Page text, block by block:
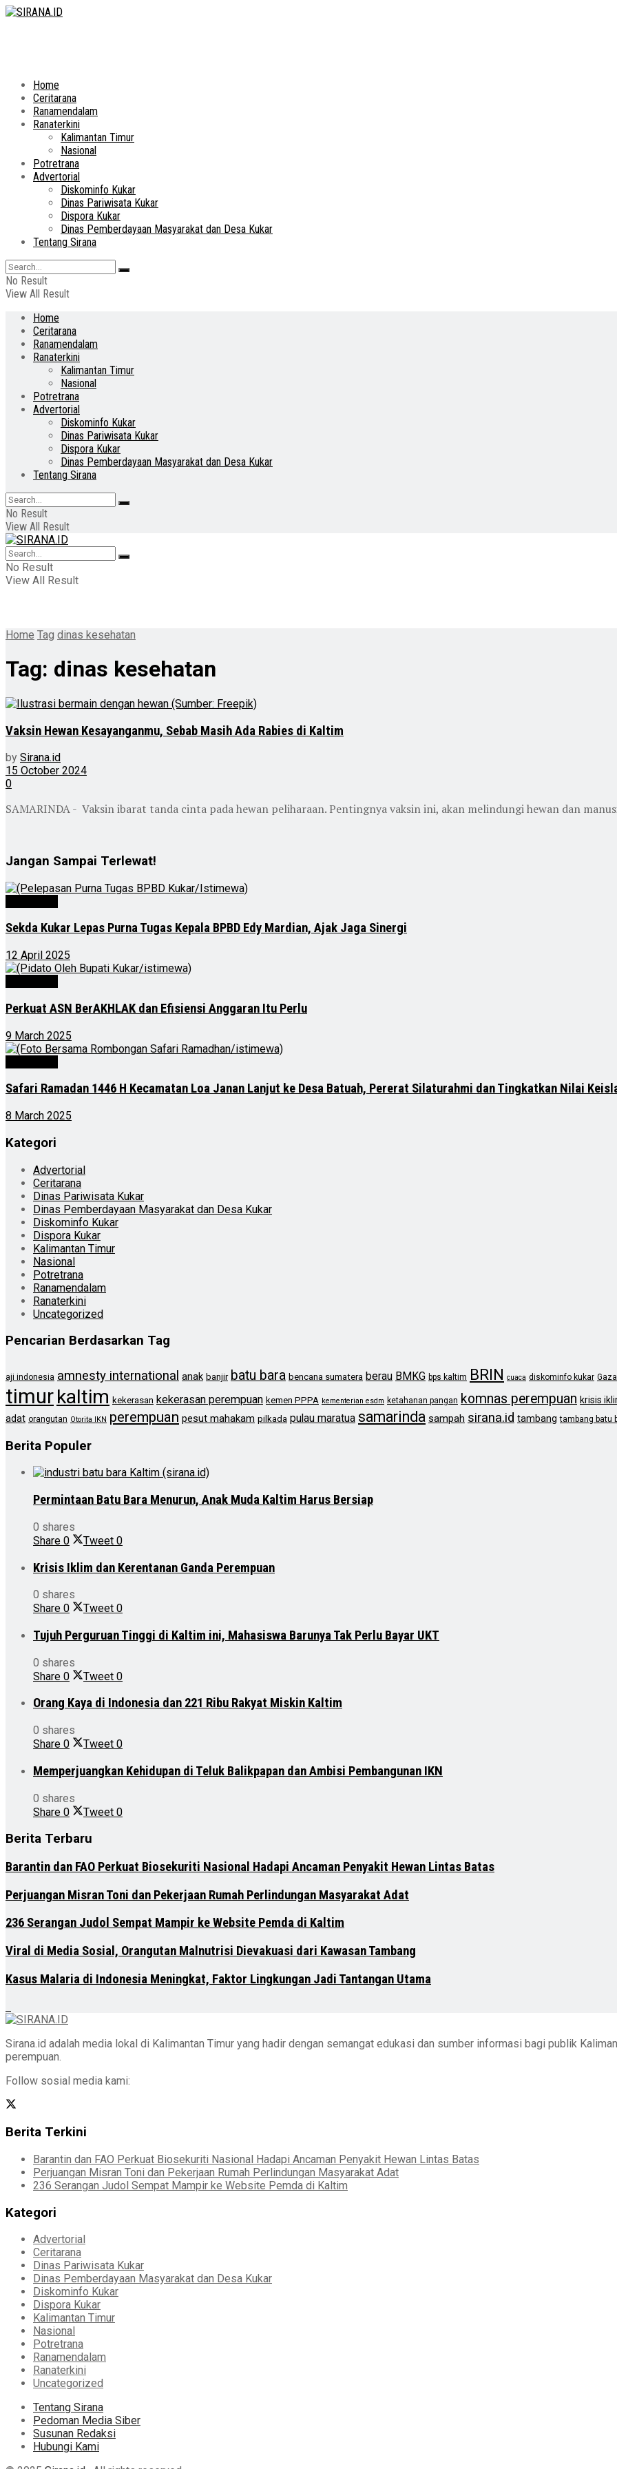
Home
Ceritarana
Ranamendalam
Ranaterkini
Kalimantan Timur
Nasional
Potretrana
Advertorial
Diskominfo Kukar
Dinas Pariwisata Kukar
Dispora Kukar
Dinas Pemberdayaan Masyarakat dan Desa Kukar
Tentang Sirana
No Result
View All Result
Home
Ceritarana
Ranamendalam
Ranaterkini
Kalimantan Timur
Nasional
Potretrana
Advertorial
Diskominfo Kukar
Dinas Pariwisata Kukar
Dispora Kukar
Dinas Pemberdayaan Masyarakat dan Desa Kukar
Tentang Sirana
No Result
View All Result
No Result
View All Result
Home Tag dinas kesehatan
Tag: dinas kesehatan
Vaksin Hewan Kesayanganmu, Sebab Masih Ada Rabies di Kaltim
by Sirana.id
15 October 2024
0
SAMARINDA - Vaksin ibarat tanda cinta pada hewan peliharaan. Pentingnya vaksin ini, akan melindungi hewan dan
Jangan Sampai Terlewat!
Sekda Kukar Lepas Purna Tugas Kepala BPBD Edy Mardian, Ajak Jaga Sinergi
12 April 2025
Perkuat ASN BerAKHLAK dan Efisiensi Anggaran Itu Perlu
9 March 2025
Safari Ramadan 1446 H Kecamatan Loa Janan Lanjut ke Desa Batuah, Pererat Silaturahmi dan Tingkatkan Nilai
8 March 2025
Kategori
Advertorial
Ceritarana
Dinas Pariwisata Kukar
Dinas Pemberdayaan Masyarakat dan Desa Kukar
Diskominfo Kukar
Dispora Kukar
Kalimantan Timur
Nasional
Potretrana
Ranamendalam
Ranaterkini
Uncategorized
Pencarian Berdasarkan Tag
aji indonesia amnesty international anak banjir batu bara bencana sumatera berau BMKG bps kaltim BRIN cuaca diskominfo kukar Gaza
timurkaltim kekerasan kekerasan perempuan kemen PPPA kementerian esdm ketahanan pangan komnas perempuan krisis
adat orangutan Otorita IKN perempuan pesut mahakam pilkada pulau maratua samarinda sampah sirana.id tambang tambang batu
Berita Populer
Permintaan Batu Bara Menurun, Anak Muda Kaltim Harus Bersiap
0 shares
Share 0 Tweet 0
Krisis Iklim dan Kerentanan Ganda Perempuan
0 shares
Share 0 Tweet 0
Tujuh Perguruan Tinggi di Kaltim ini, Mahasiswa Barunya Tak Perlu Bayar UKT
0 shares
Share 0 Tweet 0
Orang Kaya di Indonesia dan 221 Ribu Rakyat Miskin Kaltim
0 shares
Share 0 Tweet 0
Memperjuangkan Kehidupan di Teluk Balikpapan dan Ambisi Pembangunan IKN
0 shares
Share 0 Tweet 0
Berita Terbaru
Barantin dan FAO Perkuat Biosekuriti Nasional Hadapi Ancaman Penyakit Hewan Lintas Batas
Perjuangan Misran Toni dan Pekerjaan Rumah Perlindungan Masyarakat Adat
236 Serangan Judol Sempat Mampir ke Website Pemda di Kaltim
Viral di Media Sosial, Orangutan Malnutrisi Dievakuasi dari Kawasan Tambang
Kasus Malaria di Indonesia Meningkat, Faktor Lingkungan Jadi Tantangan Utama
Sirana.id adalah media lokal di Kalimantan Timur yang hadir dengan semangat edukasi dan sumber informasi bagi publik
perempuan.
Follow sosial media kami:
Berita Terkini
Barantin dan FAO Perkuat Biosekuriti Nasional Hadapi Ancaman Penyakit Hewan Lintas Batas
Perjuangan Misran Toni dan Pekerjaan Rumah Perlindungan Masyarakat Adat
236 Serangan Judol Sempat Mampir ke Website Pemda di Kaltim
Kategori
Advertorial
Ceritarana
Dinas Pariwisata Kukar
Dinas Pemberdayaan Masyarakat dan Desa Kukar
Diskominfo Kukar
Dispora Kukar
Kalimantan Timur
Nasional
Potretrana
Ranamendalam
Ranaterkini
Uncategorized
Tentang Sirana
Pedoman Media Siber
Susunan Redaksi
Hubungi Kami